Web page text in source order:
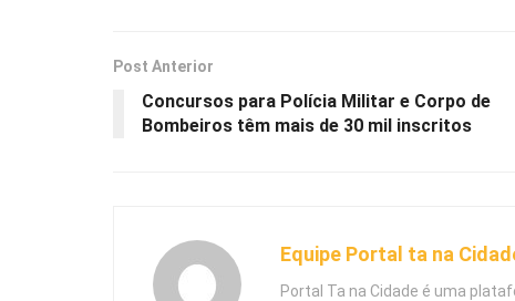
Post Anterior
Concursos para Polícia Militar e Corpo de
Bombeiros têm mais de 30 mil inscritos
Equipe Portal ta na
Portal Ta na Cidade é uma